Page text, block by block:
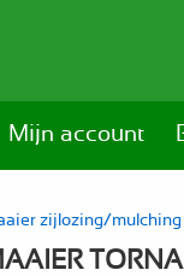
Mijn account
zijlozing/mulching